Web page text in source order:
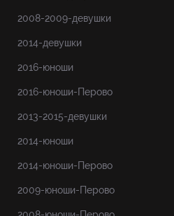
2008-2009-девушки
2014-девушки
2016-юноши
2016-юноши-Перово
2013-2015-девушки
2014-юноши
2014-юноши-Перово
2009-юноши-Перово